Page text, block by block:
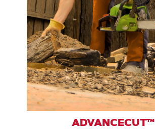
ADVANCECUT™